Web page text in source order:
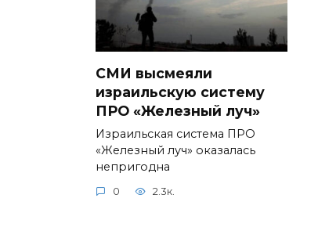
СМИ высмеяли
израильскую систему
ПРО «Железный луч»
Израильская система ПРО
«Железный луч» оказалась
непригодна
0 2.3к.